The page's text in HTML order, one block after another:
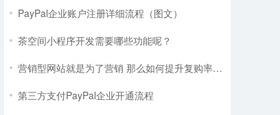
PayPal企业账户注册详细流程（图文）
茶空间小程序开发需要哪些功能呢？
营销型网站就是为了营销 那么如何提升复购率呢?
第三方支付PayPal企业开通流程